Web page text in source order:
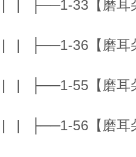
| | ├──1-33【磨耳
| | ├──1-36【磨耳
| | ├──1-55【磨耳
| | ├──1-56【磨耳